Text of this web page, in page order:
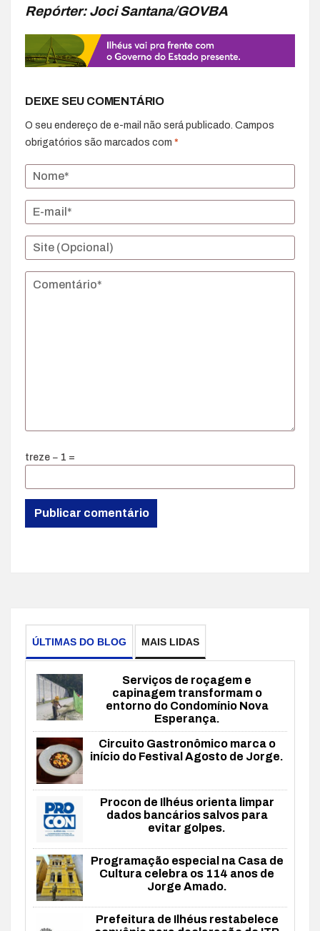
Repórter: Joci Santana/GOVBA
DEIXE SEU COMENTÁRIO
O seu endereço de e-mail não será publicado. Campos
obrigatórios são marcados com *
treze − 1 =
ÚLTIMAS DO BLOG MAIS LIDAS
Serviços de roçagem e
capinagem transformam o
entorno do Condomínio Nova
Esperança.
Circuito Gastronômico marca o
início do Festival Agosto de Jorge.
Procon de Ilhéus orienta limpar
dados bancários salvos para
evitar golpes.
Programação especial na Casa de
Cultura celebra os 114 anos de
Jorge Amado.
Prefeitura de Ilhéus restabelece